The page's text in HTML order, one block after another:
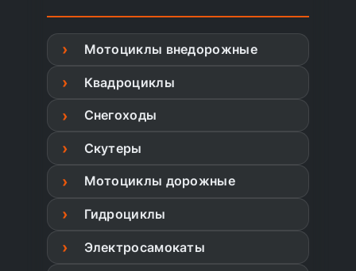
Мотоциклы внедорожные
Квадроциклы
Снегоходы
Скутеры
Мотоциклы дорожные
Гидроциклы
Электросамокаты